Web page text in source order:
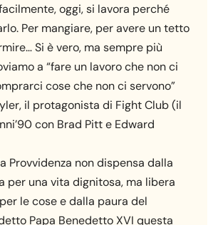
oggi, si lavora perché
Per mangiare, per avere un tetto
Si è vero, ma sempre più
a “fare un lavoro che non ci
cose che non ci servono”
il protagonista di Fight Club (il
con Brad Pitt e Edward
Provvidenza non dispensa dalla
per una vita dignitosa, ma libera
le cose e dalla paura del
Papa Benedetto XVI questa